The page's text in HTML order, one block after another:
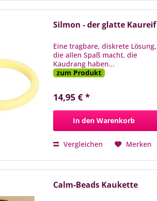
Silmon - der glatte Kaureif
Eine tragbare, diskrete Lösung,
die allen Spaß macht, die
Kaudrang haben...
zum Produkt
14,95 € *
In den Warenkorb
Vergleichen Merken
Calm-Beads Kaukette